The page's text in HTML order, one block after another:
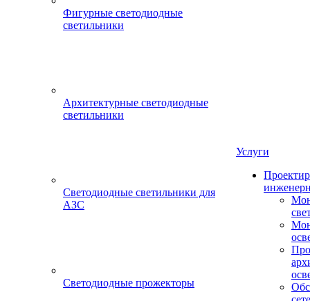
Фигурные светодиодные
светильники
Архитектурные светодиодные
светильники
Светодиодные светильники для
АЗС
Светодиодные прожекторы
Услуги